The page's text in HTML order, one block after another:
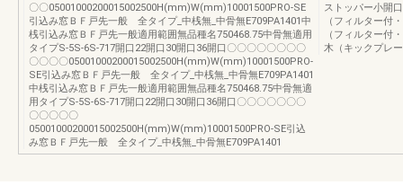
〇〇05001000200015002500H(mm)W(mm)10001500PRO-SE
引込み窓ＢＦ戸先一般 全タイプ_中桟無_中骨無E709PA1401中
桟引込み窓ＢＦ戸先一般適用範囲無品種名750468.75中骨無適用
タイプS-5S-6S-717開口22開口30開口36開口〇〇〇〇〇〇〇〇
〇〇〇〇05001000200015002500H(mm)W(mm)10001500PRO-
SE引込み窓ＢＦ戸先一般 全タイプ_中桟無_中骨無E709PA1401
中桟引込み窓ＢＦ戸先一般適用範囲無品種名750468.75中骨無適
用タイプS-5S-6S-717開口22開口30開口36開口〇〇〇〇〇〇〇
〇〇〇〇〇
05001000200015002500H(mm)W(mm)10001500PRO-SE引込
み窓ＢＦ戸先一般 全タイプ_中桟無_中骨無E709PA1401
ストッパー小開
（フィルター付
（フィルター付
木（キックプレ